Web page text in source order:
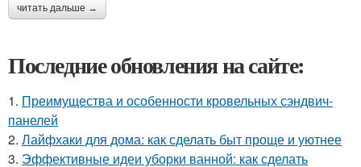
читать дальше →
Последние обновления на сайте:
1. Преимущества и особенности кровельных сэндвич-
панелей
2. Лайфхаки для дома: как сделать быт проще и уютнее
3. Эффективные идеи уборки ванной: как сделать